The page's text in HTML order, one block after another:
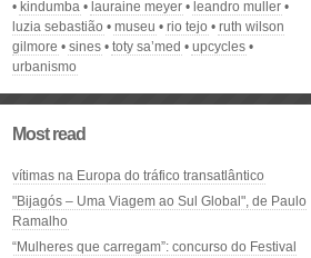
kindumba
lauraine meyer
leandro muller
luzia sebastião
museu rio tejo
ruth wilson
gilmore
sines toty sa’med
upcycles
urbanismo
Most read
vítimas na Europa do tráfico transatlântico
"Bijagós – Uma Viagem ao Sul Global", de Paulo
Ramalho
“Mulheres que carregam”: concurso do Festival